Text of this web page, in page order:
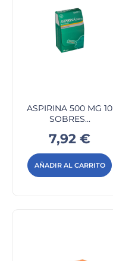
ASPIRINA 500 MG 10
SOBRES...
Precio
7,92 €
AÑADIR AL CARRITO